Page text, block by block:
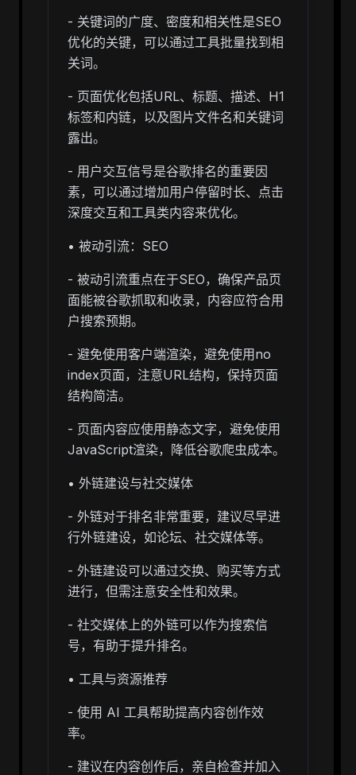
- 关键词的广度、密度和相关性是SEO
优化的关键，可以通过工具批量找到相
关词。
- 页面优化包括URL、标题、描述、H1
标签和内链，以及图片文件名和关键词
露出。
- 用户交互信号是谷歌排名的重要因
素，可以通过增加用户停留时长、点击
深度交互和工具类内容来优化。
• 被动引流：SEO
- 被动引流重点在于SEO，确保产品页
面能被谷歌抓取和收录，内容应符合用
户搜索预期。
- 避免使用客户端渲染，避免使用no
index页面，注意URL结构，保持页面
结构简洁。
- 页面内容应使用静态文字，避免使用
JavaScript渲染，降低谷歌爬虫成本。
• 外链建设与社交媒体
- 外链对于排名非常重要，建议尽早进
行外链建设，如论坛、社交媒体等。
- 外链建设可以通过交换、购买等方式
进行，但需注意安全性和效果。
- 社交媒体上的外链可以作为搜索信
号，有助于提升排名。
• 工具与资源推荐
- 使用 AI 工具帮助提高内容创作效
率。
- 建议在内容创作后，亲自检查并加入